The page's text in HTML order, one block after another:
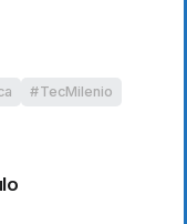
TecMilenio